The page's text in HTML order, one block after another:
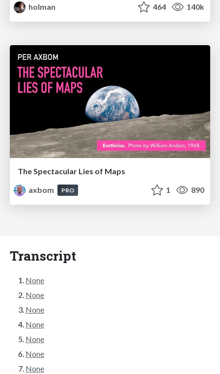
holman
464 140k
The Spectacular Lies of Maps
axbom
PRO 1 890
Transcript
None
None
None
None
None
None
None